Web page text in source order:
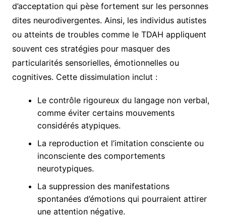
d’acceptation qui pèse fortement sur les personnes
dites neurodivergentes. Ainsi, les individus autistes
ou atteints de troubles comme le TDAH appliquent
souvent ces stratégies pour masquer des
particularités sensorielles, émotionnelles ou
cognitives. Cette dissimulation inclut :
Le contrôle rigoureux du langage non verbal,
comme éviter certains mouvements
considérés atypiques.
La reproduction et l’imitation consciente ou
inconsciente des comportements
neurotypiques.
La suppression des manifestations
spontanées d’émotions qui pourraient attirer
une attention négative.